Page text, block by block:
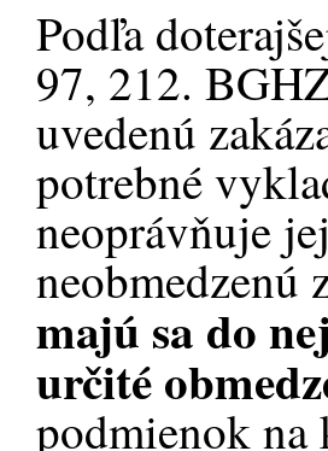
Podľa
97, 212.
uvedenú
potrebné
neoprávňuje
neobmedzenú
majú sa do
určité
podmienok na